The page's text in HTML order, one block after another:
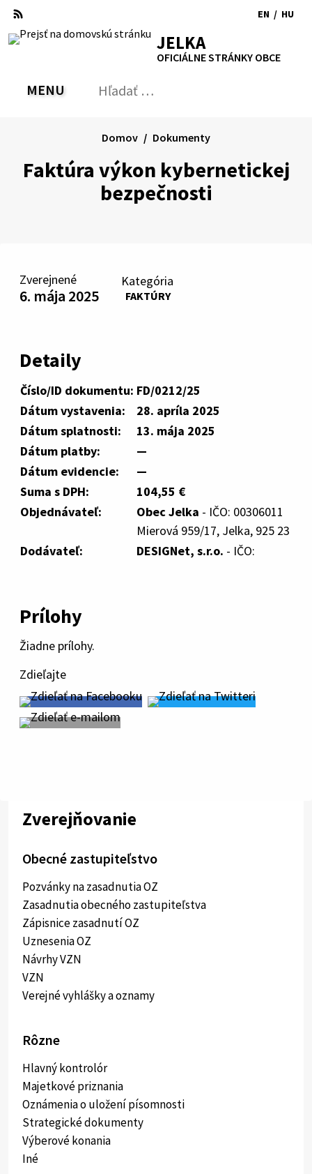
Preskočiť
obsah
RSS MapaTlačiť
Zvýšiť
kontrast
písmapísma
EN
to
/ HU
JELKA
OFICIÁLNE STRÁNKY OBCE
PREPNÚŤ
MENU Hľadať:
Faktúra výkon kybernetickej
bezpečnosti
Domov Dokumenty
Zverejnené
6. mája 2025
Kategória
FAKTÚRY
Detaily
Číslo/ID dokumentu: FD/0212/25
Dátum vystavenia:
28. apríla 2025
Dátum splatnosti:
13. mája 2025
Dátum platby:
—
Dátum evidencie:
—
Suma s DPH:
104,55 €
Objednávateľ:
Obec Jelka - IČO: 00306011
Mierová 959/17, Jelka, 925 23
Dodávateľ:
DESIGNet, s.r.o. - IČO:
Prílohy
Žiadne prílohy.
Zdieľajte
Zverejňovanie
Obecné zastupiteľstvo
Pozvánky na zasadnutia OZ
Zasadnutia obecného zastupiteľstva
Zápisnice zasadnutí OZ
Uznesenia OZ
Návrhy VZN
VZN
Verejné vyhlášky a oznamy
Rôzne
Hlavný kontrolór
Majetkové priznania
Oznámenia o uložení písomnosti
Strategické dokumenty
Výberové konania
Iné